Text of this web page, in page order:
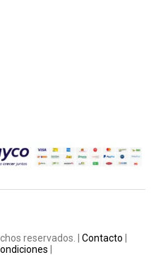
reservados. | Contacto